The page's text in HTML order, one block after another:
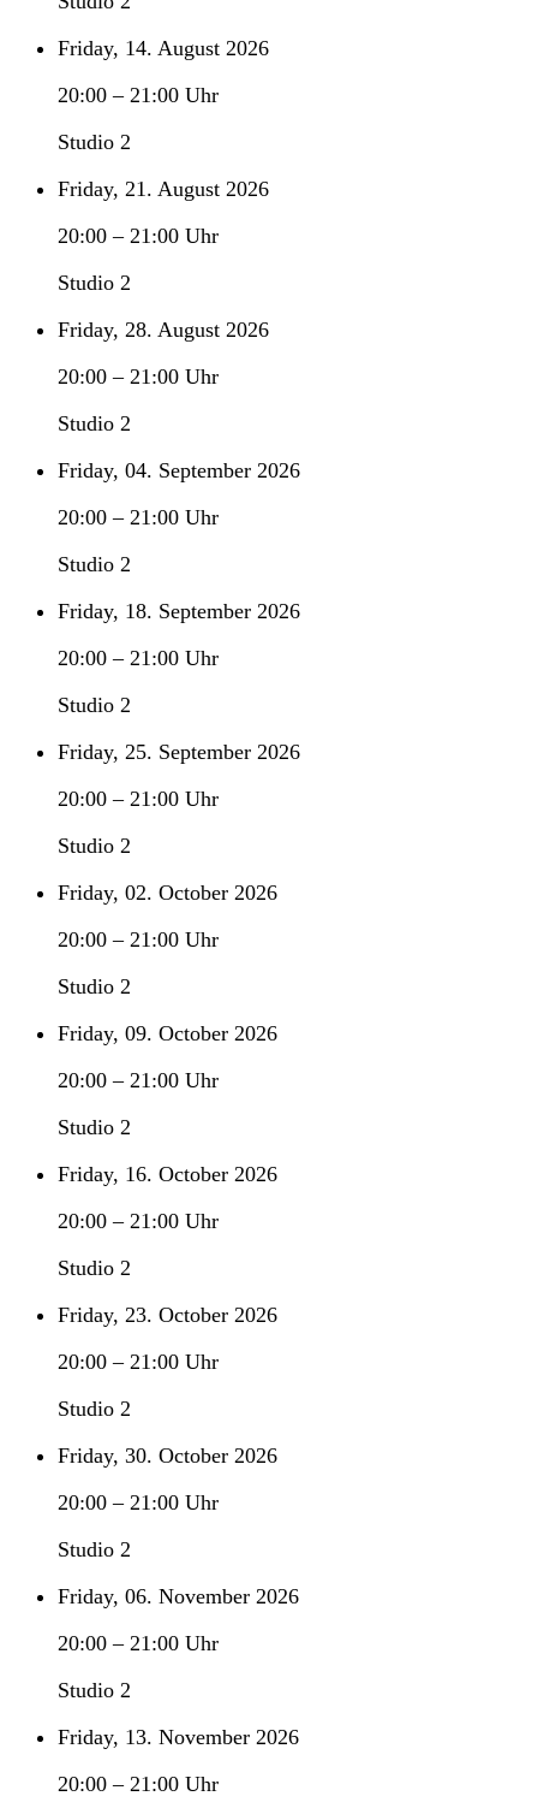
Friday, 14. August 2026
20:00 – 21:00 Uhr
Studio 2
Friday, 21. August 2026
20:00 – 21:00 Uhr
Studio 2
Friday, 28. August 2026
20:00 – 21:00 Uhr
Studio 2
Friday, 04. September 2026
20:00 – 21:00 Uhr
Studio 2
Friday, 18. September 2026
20:00 – 21:00 Uhr
Studio 2
Friday, 25. September 2026
20:00 – 21:00 Uhr
Studio 2
Friday, 02. October 2026
20:00 – 21:00 Uhr
Studio 2
Friday, 09. October 2026
20:00 – 21:00 Uhr
Studio 2
Friday, 16. October 2026
20:00 – 21:00 Uhr
Studio 2
Friday, 23. October 2026
20:00 – 21:00 Uhr
Studio 2
Friday, 30. October 2026
20:00 – 21:00 Uhr
Studio 2
Friday, 06. November 2026
20:00 – 21:00 Uhr
Studio 2
Friday, 13. November 2026
20:00 – 21:00 Uhr